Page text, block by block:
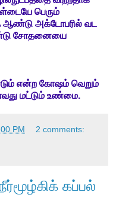
பெரும்
ஆண்டு அக்டோபரில் வட
சோதனையை
என்ற கோஷம் வெறும்
மட்டும் உண்மை.
PM 2 comments:
கப்பல்